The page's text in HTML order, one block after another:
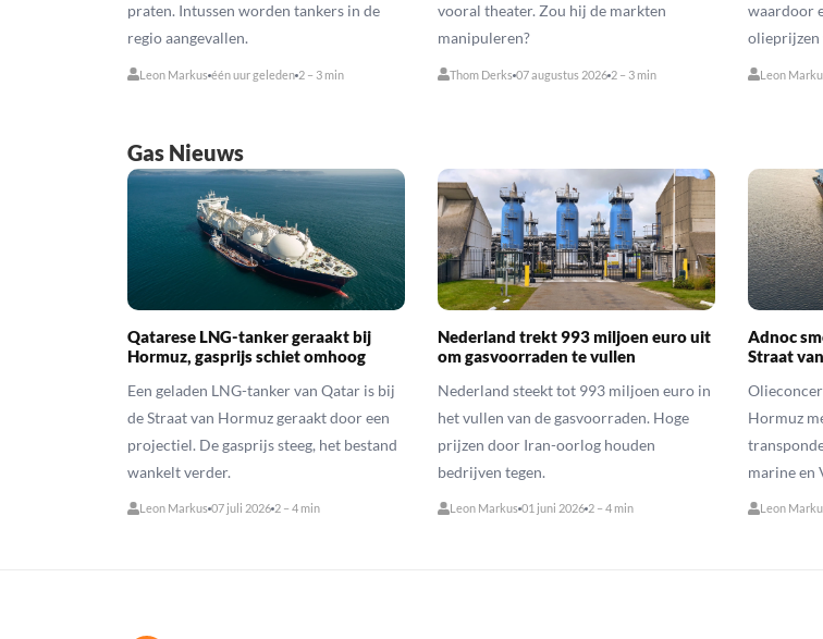
praten. Intussen worden tankers in de
regio aangevallen.
Leon Markus één uur geleden 2 – 3 min
vooral theater. Zou hij de markten
manipuleren?
Thom Derks 07 augustus 2026 2 – 3 min
waardoor
olieprijzen
Leon
Gas Nieuws
Qatarese LNG-tanker geraakt bij
Hormuz, gasprijs schiet omhoog
Een geladen LNG-tanker van Qatar is bij
de Straat van Hormuz geraakt door een
projectiel. De gasprijs steeg, het bestand
wankelt verder.
Leon Markus 07 juli 2026 2 – 4 min
Nederland trekt 993 miljoen euro uit
om gasvoorraden te vullen
Nederland steekt tot 993 miljoen euro in
het vullen van de gasvoorraden. Hoge
prijzen door Iran-oorlog houden
bedrijven tegen.
Leon Markus 01 juni 2026 2 – 4 min
Adnoc
Straat
Hormuz
marine en
Leon